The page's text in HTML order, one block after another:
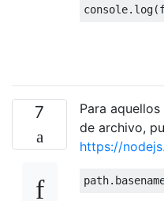
console. log(
7
Para
de archivo,
https://
path.